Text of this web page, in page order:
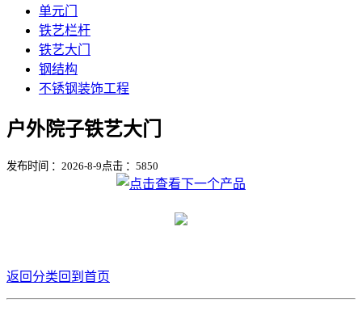
单元门
铁艺栏杆
铁艺大门
钢结构
不锈钢装饰工程
户外院子铁艺大门
发布时间 ：2026-8-9 点击 ： 5850
返回分类回到首页